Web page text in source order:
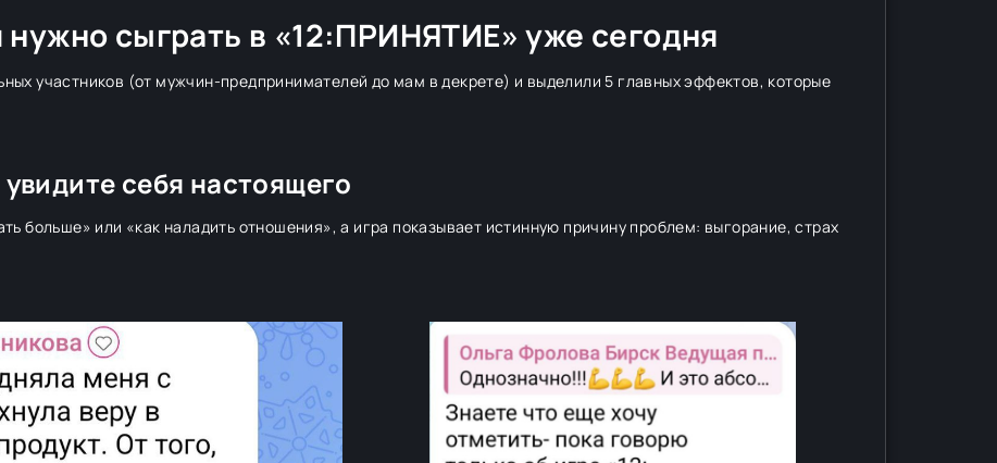
сыграть в «12:ПРИНЯТИЕ» уже сегодня
участников (от мужчин-предпринимателей до мам в декрете) и выделили 5 главных эффектов, которые
себя настоящего
больше» или «как наладить отношения», а игра показывает истинную причину проблем: выгорание, страх